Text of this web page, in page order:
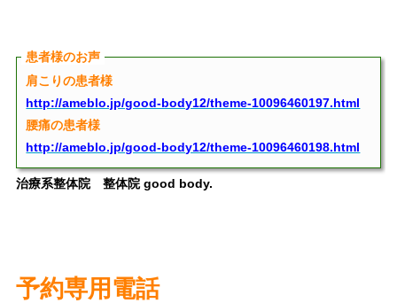
患者様のお声
肩こりの患者様
http://ameblo.jp/good-body12/theme-10096460197.html
腰痛の患者様
http://ameblo.jp/good-body12/theme-10096460198.html
治療系整体院 整体院 good body.
予約専用電話